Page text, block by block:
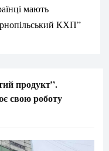
мають
КХП”
продукт”.
свою роботу